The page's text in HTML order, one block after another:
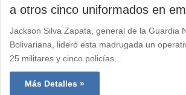
a otros cinco uniformados en
Jackson Silva Zapata, general de la Guardia
Bolivariana, lideró esta madrugada un
25 militares y cinco policías…
Más Detalles »